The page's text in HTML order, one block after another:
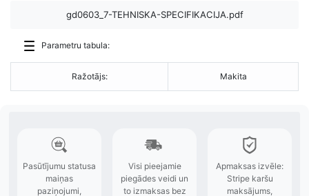
gd0603_7-TEHNISKA-SPECIFIKACIJA.pdf
Parametru tabula:
Ražotājs: Makita